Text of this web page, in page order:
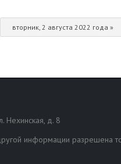
вторник, 2 августа 2022 года »
Нехинская, д. 8
информации разрешена